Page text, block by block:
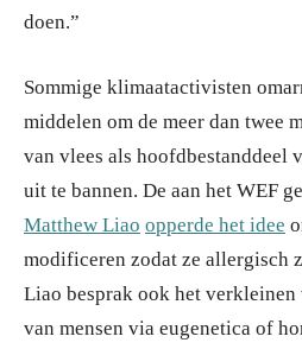
doen.”
Sommige klimaatactivisten
middelen om de meer dan twee
van vlees als hoofdbestanddeel
uit te bannen. De aan het WEF
Matthew Liao opperde het idee
modificeren zodat ze allergisch
Liao besprak ook het
van mensen via eugenetica of